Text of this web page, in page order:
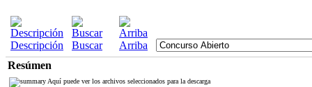
Descripción Buscar
Arriba
Resúmen
Aquí puede ver los archivos seleccionados para la descarga